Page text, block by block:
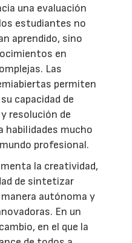
una evaluación
estudiantes no
aprendido, sino
en
Las
permiten
capacidad de
resolución de
habilidades mucho
profesional.
la creatividad,
de sintetizar
autónoma y
En un
en el que la